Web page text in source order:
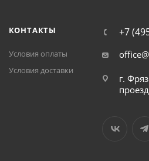
КОНТАКТЫ
Условия оплаты
Условия доставки
+7
г.